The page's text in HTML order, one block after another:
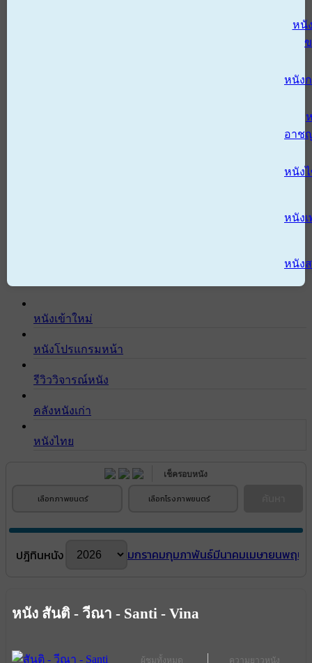
หนั
หนัง
อาช
หนัง
หนังเ
หนัง
หนังเข้าใหม่
หนังโปรแกรมหน้า
รีวิววิจารณ์หนัง
คลังหนังเก่า
หนังไทย
เช็ครอบหนัง
เลือกภาพยนตร์ เลือกโรงภาพยนตร์
ปฎิทินหนัง มกราคมกุมภาพันธ์มีนาคมเมษายนพฤษ
ผู้ชมทั้งหมด ความยาวหนัง
หนัง สันติ - วีณา - Santi - Vina